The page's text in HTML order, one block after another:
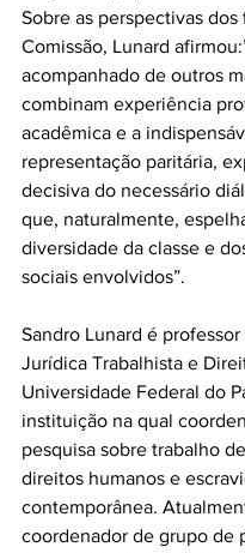
Sobre as perspectivas dos
Comissão, Lunard
acompanhado de outros
combinam experiência
acadêmica e a
representação paritária,
decisiva do necessário
que, naturalmente,
diversidade da classe e
sociais envolvidos”.
Sandro Lunard é professor
Jurídica Trabalhista e
Universidade Federal do
instituição na qual
pesquisa sobre trabalho
direitos humanos e
contemporânea.
coordenador de grupo de